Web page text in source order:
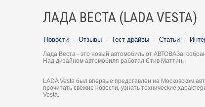
ЛАДА ВЕСТА (LADA VESTA)
Новости · Отзывы · Тест-драйвы · Статьи ·
Лада Веста - это новый автомобиль от АВТОВАЗа,
Над дизайном автомобиля работал Стив Маттин.
LADA Vesta был впервые представлен на Московском
прочитать свежие новости, узнать технические
Vesta.